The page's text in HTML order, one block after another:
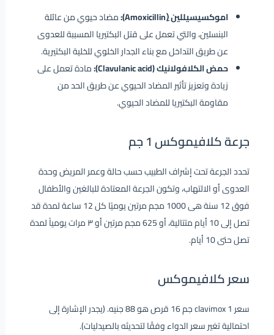
اموكسيسيللين (ِAmoxicillin):
مضاد حيوي من عائلة
البنسلين، والتي تعمل على قتل البكتيريا المسببة للعدوى
عن طريق التداخل مع بناء الجدار الخلوي للخلية البكتيرية.
حمض الكلافولانيك (Clavulanic acid):
مادة تعمل على
زيادة وتعزيز تأثير المضاد الحيوي عن طريق الحد من
مقاومة البكتيريا للمضاد الحيوي.
جرعة كلافيموكس 1 جم
تحدد الجرعة تحت إشراف الطبيب حسب حالة وعمر المريض وحدة
العدوى أو الالتهاب، وتكون الجرعة المعتادة للبالغين والأطفال
فوق 12 سنة هى 1000 مجم مرتين يوميًا كل 12 ساعة لمدة قد
تصل إلى 10 أيام متتالية، أو 625 مجم مرتين أو ٣ مرات يومياً لمدة
تصل حتى 10 أيام.
سعر كلافيموكس
سعر clavimox 1 جم 16 قرص هو 88 جنيه. (يجدر الإشارة إلى
احتمالية تغير سعر الدواء وفقًا لتحديثه بالصيدليات).